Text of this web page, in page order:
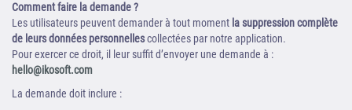
Comment faire la demande ?
Les utilisateurs peuvent demander à tout moment la suppression complète
de leurs données personnellescollectées par notre application.
Pour exercer ce droit, il leur suffit d’envoyer une demande à :
hello@ikosoft.com
La demande doit inclure :